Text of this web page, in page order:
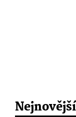
Nejnovější